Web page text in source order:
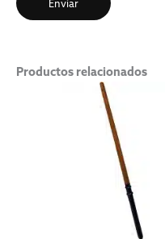
Productos relacionados